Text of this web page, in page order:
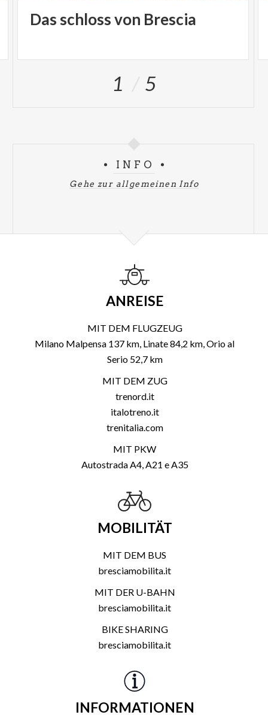
Das schlossvon Brescia
1 5
INFO
Gehe zur allgemeinen Info
ANREISE
MIT DEM FLUGZEUG
Milano Malpensa 137 km, Linate 84,2 km, Orio al
Serio 52,7 km
MIT DEM ZUG
trenord.it
italotreno.it
trenitalia.com
MIT PKW
Autostrada A4, A21 e A35
MOBILITÄT
MIT DEM BUS
bresciamobilita.it
MIT DER U-BAHN
bresciamobilita.it
BIKE SHARING
bresciamobilita.it
INFORMATIONEN